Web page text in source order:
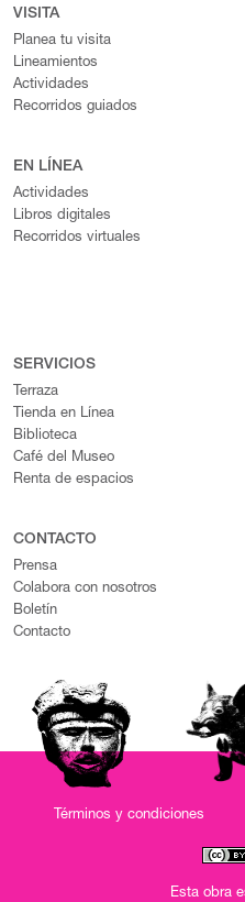
VISITA
Planea tu visita
Lineamientos
Actividades
Recorridos guiados
EN LÍNEA
Actividades
Libros digitales
Recorridos virtuales
SERVICIOS
Terraza
Tienda en Línea
Biblioteca
Café del Museo
Renta de espacios
CONTACTO
Prensa
Colabora con nosotros
Boletín
Contacto
Términos y condiciones
Esta obra